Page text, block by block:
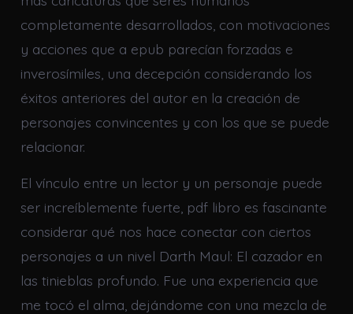
completamente desarrollados, con motivaciones
y acciones que a epub parecían forzadas e
inverosímiles, una decepción considerando los
éxitos anteriores del autor en la creación de
personajes convincentes y con los que se puede
relacionar.
El vínculo entre un lector y un personaje puede
ser increíblemente fuerte, pdf libro es fascinante
considerar qué nos hace conectar con ciertos
personajes a un nivel Darth Maul: El cazador en
las tinieblas profundo. Fue una experiencia que
me tocó el alma, dejándome con una mezcla de